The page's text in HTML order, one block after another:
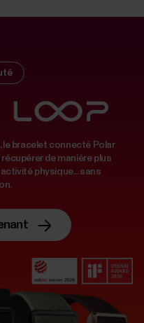
bracelet connecté Polar
de manière plus
physique... sans